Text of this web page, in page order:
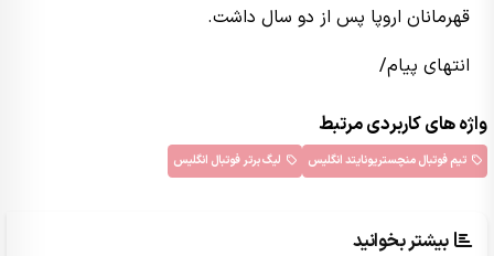
قهرمانان اروپا پس از دو سال داشت.
انتهای پیام/
واژه های کاربردی مرتبط
تیم فوتبال منچستریونایتد انگلیس لیگ برتر فوتبال انگلیس
بیشتر بخوانید